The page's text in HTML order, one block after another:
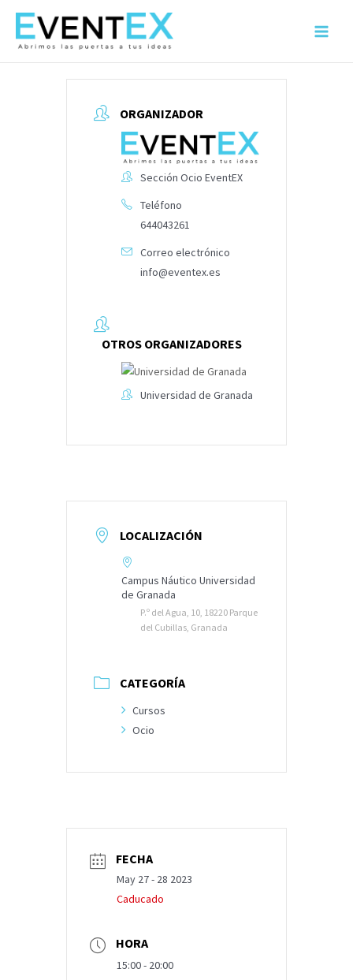
contenido
Main
ORGANIZADOR
Sección Ocio EventEX
Teléfono
644043261
Correo electrónico
info@eventex.es
OTROS ORGANIZADORES
Universidad de Granada
LOCALIZACIÓN
Campus Náutico Universidad
de Granada
P.º del Agua, 10, 18220 Parque
del Cubillas, Granada
CATEGORÍA
Cursos
Ocio
FECHA
May 27 - 28 2023
Caducado
HORA
15:00 - 20:00